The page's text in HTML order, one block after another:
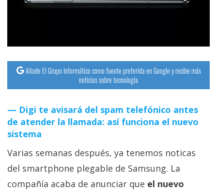
Trucos
Tutoriales
Ciberseguridad
Sistemas
operativos
Profesional
Añade El Grupo Informático como fuente preferida en Google y recibe más
noticias sobre tecnología
Digi te avisará del spam telefónico antes
de atender la llamada: así funciona el nuevo
sistema
Varias semanas después, ya tenemos noticas
del smartphone plegable de Samsung. La
compañía acaba de anunciar que el nuevo